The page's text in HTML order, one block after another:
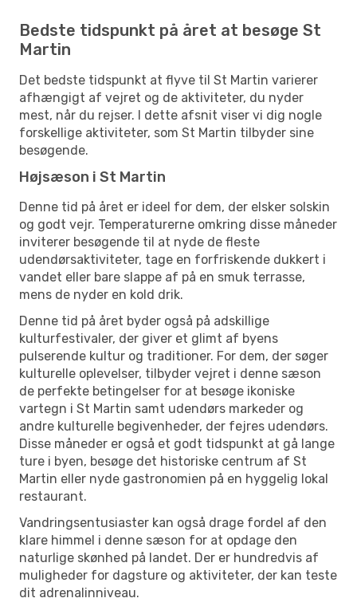
Bedste tidspunkt på året at besøge St
Martin
Det bedste tidspunkt at flyve til St Martin varierer
afhængigt af vejret og de aktiviteter, du nyder
mest, når du rejser. I dette afsnit viser vi dig nogle
forskellige aktiviteter, som St Martin tilbyder sine
besøgende.
Højsæson i St Martin
Denne tid på året er ideel for dem, der elsker solskin
og godt vejr. Temperaturerne omkring disse måneder
inviterer besøgende til at nyde de fleste
udendørsaktiviteter, tage en forfriskende dukkert i
vandet eller bare slappe af på en smuk terrasse,
mens de nyder en kold drik.
Denne tid på året byder også på adskillige
kulturfestivaler, der giver et glimt af byens
pulserende kultur og traditioner. For dem, der søger
kulturelle oplevelser, tilbyder vejret i denne sæson
de perfekte betingelser for at besøge ikoniske
vartegn i St Martin samt udendørs markeder og
andre kulturelle begivenheder, der fejres udendørs.
Disse måneder er også et godt tidspunkt at gå lange
ture i byen, besøge det historiske centrum af St
Martin eller nyde gastronomien på en hyggelig lokal
restaurant.
Vandringsentusiaster kan også drage fordel af den
klare himmel i denne sæson for at opdage den
naturlige skønhed på landet. Der er hundredvis af
muligheder for dagsture og aktiviteter, der kan teste
dit adrenalinniveau.